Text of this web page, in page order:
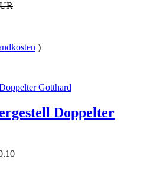
)
Doppelter